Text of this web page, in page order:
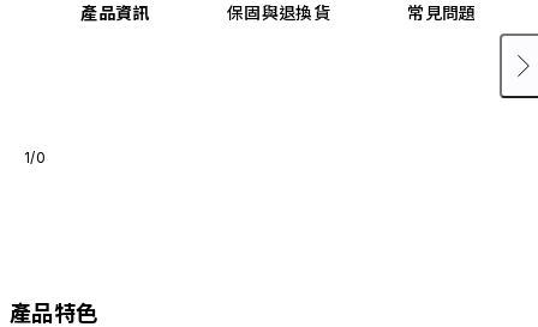
產品資訊 保固與退換貨 常見問題
1/0
產品特色